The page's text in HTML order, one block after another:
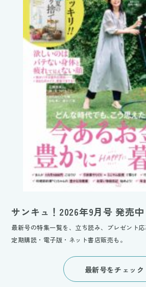
サンキュ！2026年9月号 発売中
最新号の特集一覧を、立ち読み、プレゼント応
定期購読・電子版・ネット書店販売も。
最新号をチェック